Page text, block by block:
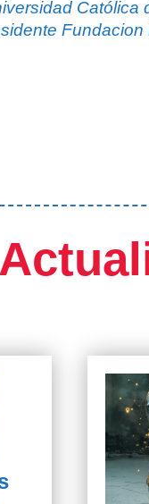
Católica
Fundacion